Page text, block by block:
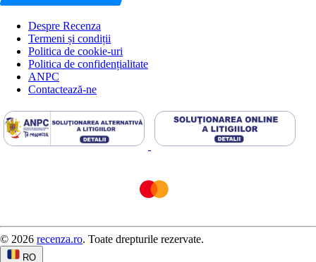
Despre Recenza
Termeni și condiții
Politica de cookie-uri
Politica de confidențialitate
ANPC
Contactează-ne
© 2026 recenza.ro. Toate drepturile rezervate.
RO